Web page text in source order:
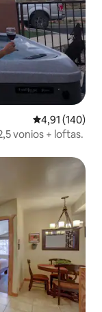
Vidutinis
4,91 (140)
vonios + loftas.